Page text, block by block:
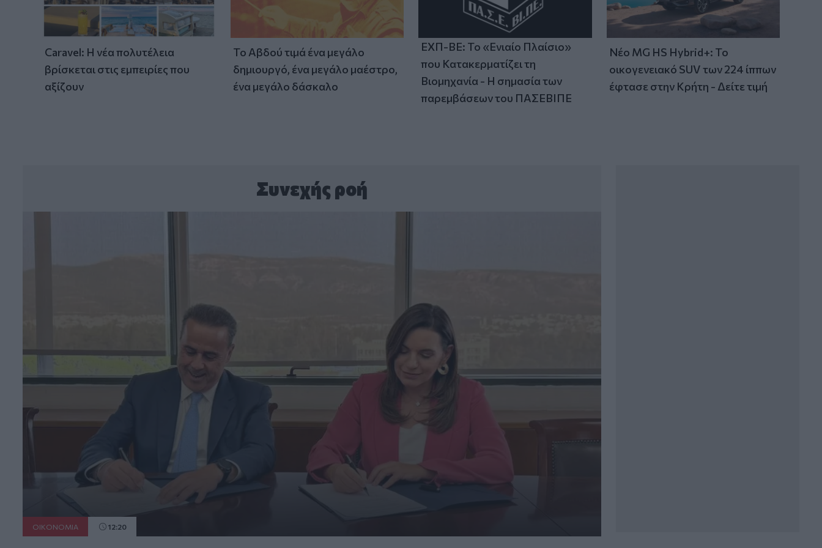
Caravel: Η νέα πολυτέλεια
βρίσκεται στις εμπειρίες που
αξίζουν
Το Αβδού τιμά ένα μεγάλο
δημιουργό, ένα μεγάλο μαέστρο,
ένα μεγάλο δάσκαλο
ΕΧΠ-ΒΕ: Το «Ενιαίο Πλαίσιο»
που Κατακερματίζει τη
Βιομηχανία - Η σημασία των
παρεμβάσεων του ΠΑΣΕΒΙΠΕ
Νέο MG HS Hybrid+: Το
οικογενειακό SUV των 224 ίππων
έφτασε στην Κρήτη - Δείτε τιμή
Συνεχής ροή
ΟΙΚΟΝΟΜΙΑ 12:20